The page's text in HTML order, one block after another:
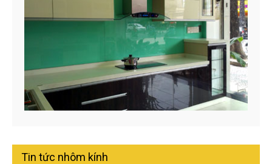
Tin tức nhôm kính